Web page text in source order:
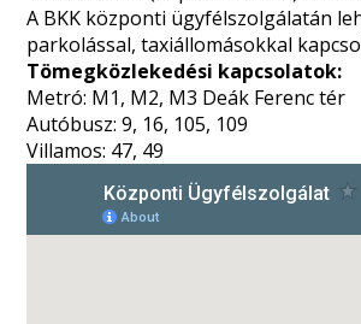
A BKK központi ügyfélszolgálatán
parkolással, taxiállomásokkal
Tömegközlekedési kapcsolatok:
Metró: M1, M2, M3 Deák Ferenc tér
Autóbusz: 9, 16, 105, 109
Villamos: 47, 49